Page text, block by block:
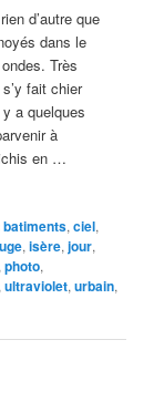
d’autre que
dans le
Très
fait chier
a quelques
à
en …
batiments,ciel,
,isère,jour,
,photo,
,ultraviolet,urbain,